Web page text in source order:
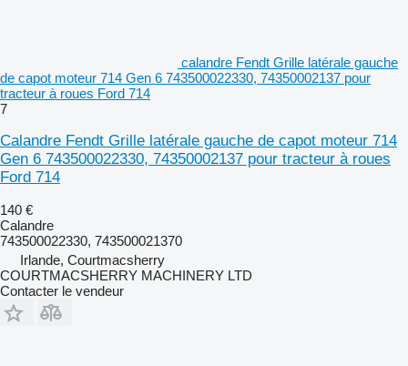
calandre Fendt Grille latérale gauche
de capot moteur 714 Gen 6 743500022330, 74350002137 pour
tracteur à roues Ford 714
7
Calandre Fendt Grille latérale gauche de capot moteur 714
Gen 6 743500022330, 74350002137 pour tracteur à roues
Ford 714
140 €
Calandre
743500022330, 743500021370
Irlande, Courtmacsherry
COURTMACSHERRY MACHINERY LTD
Contacter le vendeur